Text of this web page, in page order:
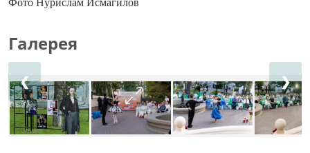
Фото Нурислам Исмагилов
Галерея
❮ ❯